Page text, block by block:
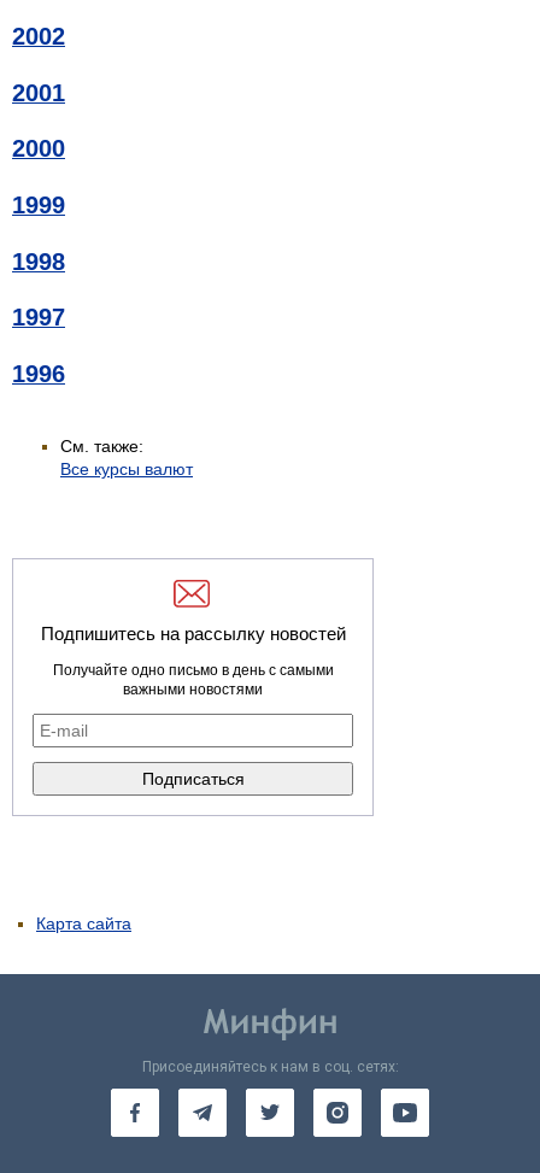
2002
2001
2000
1999
1998
1997
1996
См. также:
Все курсы валют
Подпишитесь на рассылку новостей
Получайте одно письмо в день с самыми
важными новостями
Карта сайта
Присоединяйтесь к нам в соц. сетях: